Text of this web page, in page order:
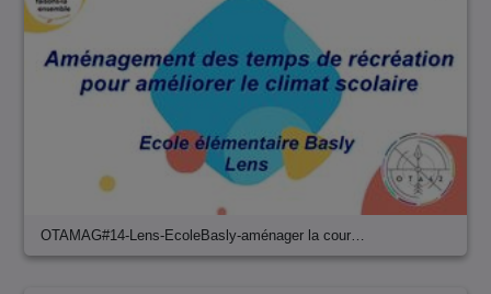
OTAMAG#14-Lens-EcoleBasly-aménager la cour…